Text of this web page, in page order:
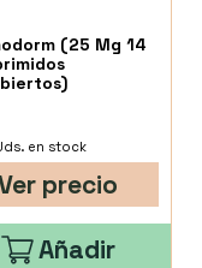
(25 Mg 14
en stock
precio
Añadir